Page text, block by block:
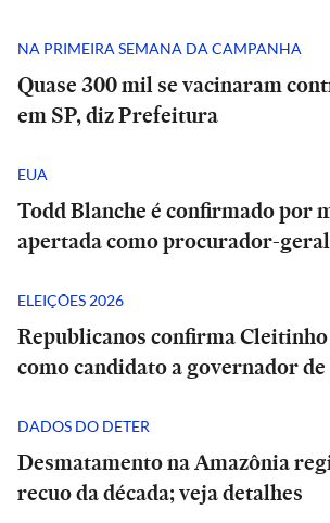
NA PRIMEIRA SEMANA DA CAMPANHA
Quase 300 mil se vacinaram
em SP, diz Prefeitura
EUA
Todd Blanche é confirmado por
apertada como procurador-
ELEIÇÕES 2026
Republicanos confirma
como candidato a governador
DADOS DO DETER
Desmatamento na Amazônia
recuo da década; veja detalhes